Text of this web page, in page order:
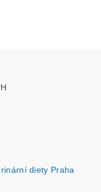
diety Praha